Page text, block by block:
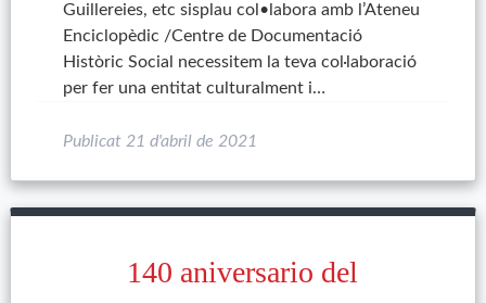
Guillereies, etc sisplau col•labora amb l’Ateneu
Enciclopèdic /Centre de Documentació
Històric Social necessitem la teva col·laboració
per fer una entitat culturalment i…
Publicat 21 d'abril de 2021
140 aniversario del